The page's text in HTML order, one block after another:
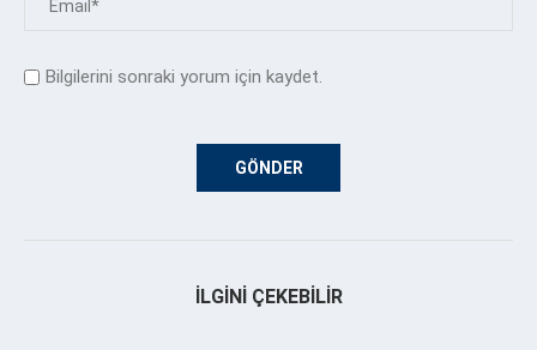
Bilgilerini sonraki yorum için kaydet.
İLGINI ÇEKEBILIR